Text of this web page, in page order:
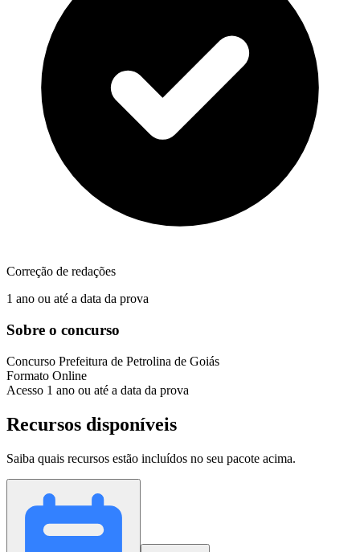
Correção de redações
1 ano ou até a data da prova
Sobre o concurso
Concurso Prefeitura de Petrolina de Goiás
Formato Online
Acesso 1 ano ou até a data da prova
Recursos disponíveis
Saiba quais recursos estão incluídos no seu pacote acima.